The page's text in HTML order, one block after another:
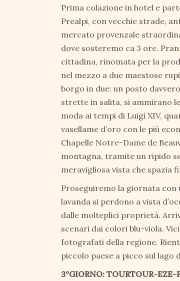
Prima colazione in hotel e
Prealpi, con vecchie strade,
mercato provenzale
dove sosteremo ca 3 ore.
cittadina, rinomata per la
nel mezzo a due maestose
borgo in due: un posto
strette in salita, si ammirano
moda ai tempi di Luigi XIV,
vasellame d’oro con le più
Chapelle Notre-Dame de
montagna, tramite un ripido
meravigliosa vista che spazia
Proseguiremo la giornata con
lavanda si perdono a vista
dalle molteplici proprietà.
scenari dai colori blu-viola.
fotografati della regione.
piccolo paese a picco sul lago
3°GIORNO: TOURTOUR-EZE-